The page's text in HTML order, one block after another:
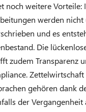
noch weitere Vorteile:
werden
und es
Die
zudem Transparenz
gehören dank
der Vergangenheit